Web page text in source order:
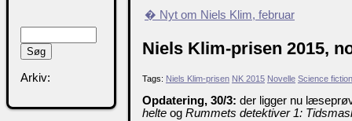
� Nyt om Niels Klim, februar
Niels Klim-prisen 2015,
Tags: Niels Klim-prisen NK 2015 Novelle Science fiction
Opdatering, 30/3: der ligger nu
helte og Rummets detektiver 1:
Arkiv: